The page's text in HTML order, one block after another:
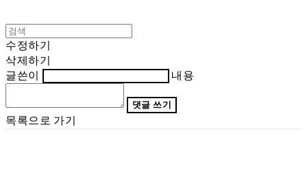
수정하기
삭제하기
글쓴이
내용
댓글 쓰기
목록으로 가기